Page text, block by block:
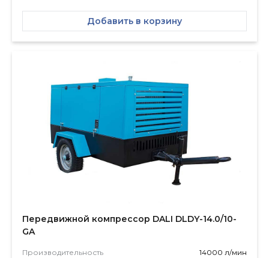
Добавить в корзину
Передвижной компрессор DALI DLDY-14.0/10-
GA
Производитель­ность
14000 л/мин